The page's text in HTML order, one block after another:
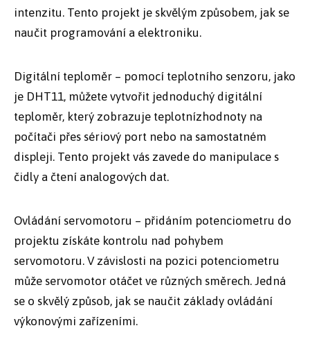
intenzitu. Tento projekt je skvělým způsobem, jak se
naučit programování a elektroniku.
Digitální teploměr – pomocí teplotního senzoru, jako
je DHT11, můžete vytvořit jednoduchý digitální
teploměr, který zobrazuje teplotnízhodnoty na
počítači přes sériový port nebo na samostatném
displeji. Tento projekt vás zavede do manipulace s
čidly a čtení analogových dat.
Ovládání servomotoru – přidáním potenciometru do
projektu získáte kontrolu nad pohybem
servomotoru. V závislosti na pozici potenciometru
může servomotor otáčet ve různých směrech. Jedná
se o skvělý způsob, jak se naučit základy ovládání
výkonovými zařízeními.